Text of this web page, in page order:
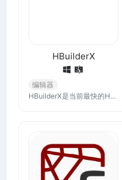
HBuilderX
编辑器
HBuilderX是当前最快的HTML开发工具，强大的代码助手帮你快速完成开发，最全的语法库和浏览器兼容性数据让浏览器碎片化不再头痛